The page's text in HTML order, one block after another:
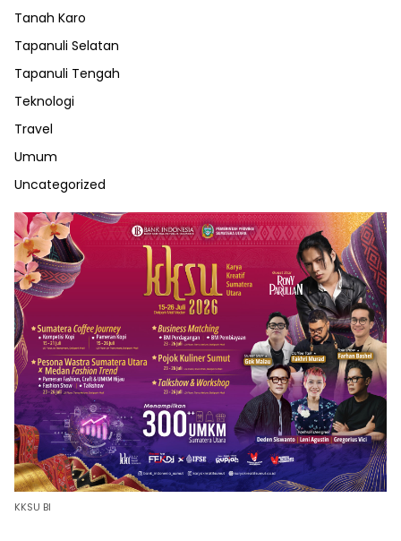
Tanah Karo
Tapanuli Selatan
Tapanuli Tengah
Teknologi
Travel
Umum
Uncategorized
KKSU BI